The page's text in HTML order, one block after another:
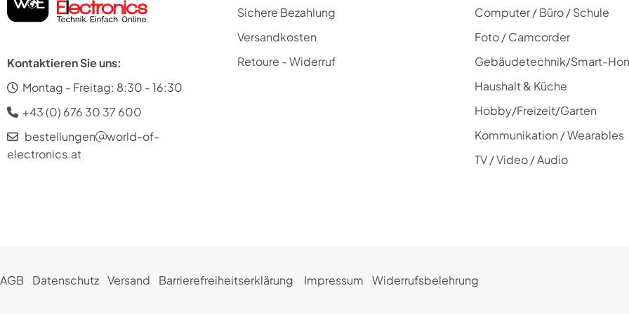
Kontaktieren Sie uns:
Montag - Freitag: 8:30 - 16:30
+43 (0) 676 30 37 600
bestellungen
world-of-
electronics.at
Sichere Bezahlung
Versandkosten
Retoure - Widerruf
Computer / Büro / Schule
Foto / Camcorder
Gebäudetechnik/Smart-
Haushalt & Küche
Hobby/Freizeit/Garten
Kommunikation / Wearables
TV / Video / Audio
AGB Datenschutz Versand Barrierefreiheitserklärung Impressum Widerrufsbelehrung